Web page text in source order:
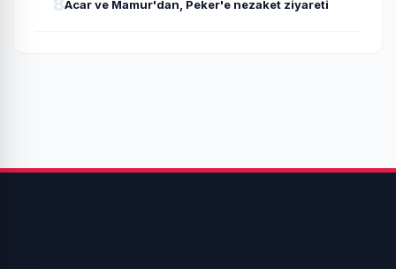
8Acar ve Mamur'dan, Peker'e nezaket ziyareti